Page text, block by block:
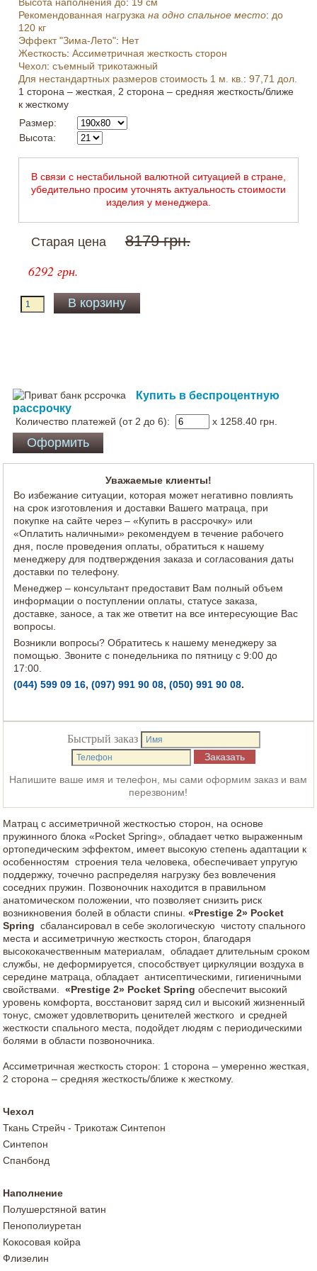
Рекомендованная нагрузка на одно спальное место: до
120 кг
Эффект "Зима-Лето": Нет
Жесткость:Ассиметричная жесткость сторон
Чехол:съемный трикотажный
Для нестандартных размеров стоимость 1 м. кв. :97,71 дол.
1 сторона – жесткая, 2 сторона – средняя жесткость/ближе
к жесткому
Размер:
Высота:
В связи с нестабильной валютной ситуацией в стране,
убедительно просим уточнять актуальность стоимости
изделия у менеджера.
Старая цена 8179 грн.
6292 грн.
Купить в беспроцентную
рассрочку
Количество платежей (от 2 до 6): x 1258.40 грн.
Уважаемые клиенты!
Во избежание ситуации, которая может негативно повлиять
на срок изготовления и доставки Вашего матраца, при
покупке на сайте через – «Купить в рассрочку» или
«Оплатить наличными» рекомендуем в течение рабочего
дня, после проведения оплаты, обратиться к нашему
менеджеру для подтверждения заказа и согласования даты
доставки по телефону.
Менеджер – консультант предоставит Вам полный объем
информации о поступлении оплаты, статусе заказа,
доставке, заносе, а так же ответит на все интересующие Вас
вопросы.
Возникли вопросы? Обратитесь к нашему менеджеру за
помощью. Звоните с понедельника по пятницу с 9:00 до
17:00.
(044) 599 09 16,(097) 991 90 08,(050) 991 90 08.
Быстрый заказ
Напишите ваше имя и телефон, мы сами оформим заказ и вам
перезвоним!
Матрац с ассиметричной жесткостью сторон, на основе
пружинного блока «Pocket Spring», обладает четко выраженным
ортопедическим эффектом, имеет высокую степень адаптации к
особенностям строения тела человека, обеспечивает упругую
поддержку, точечно распределяя нагрузку без вовлечения
соседних пружин. Позвоночник находится в правильном
анатомическом положении, что позволяет снизить риск
возникновения болей в области спины. «Prestige 2» Pocket
Spring сбалансировал в себе экологическую чистоту спального
места и ассиметричную жесткость сторон, благодаря
высококачественным материалам, обладает длительным сроком
службы, не деформируется, способствует циркуляции воздуха в
середине матраца, обладает антисептическими, гигиеничными
свойствами. «Prestige 2» Pocket Spring обеспечит высокий
уровень комфорта, восстановит заряд сил и высокий жизненный
тонус, сможет удовлетворить ценителей жесткого и средней
жесткости спального места, подойдет людям с периодическими
болями в области позвоночника.
Ассиметричная жесткость сторон: 1 сторона – умеренно жесткая,
2 сторона – средняя жесткость/ближе к жесткому.
Чехол
Ткань Стрейч - Трикотаж Синтепон
Синтепон
Спанбонд
Наполнение
Полушерстяной ватин
Пенополиуретан
Кокосовая койра
Флизелин